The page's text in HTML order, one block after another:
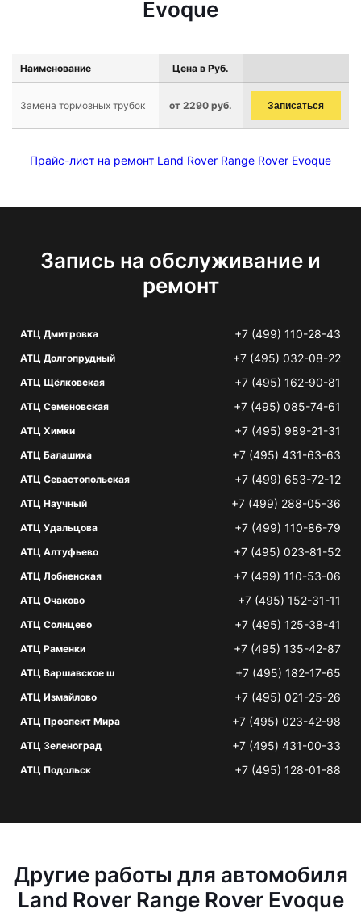
Evoque
Наименование Цена в Руб.
Замена тормозных трубок от 2290 руб. Записаться
Прайс-лист на ремонт Land Rover Range Rover Evoque
Запись на обслуживание и
ремонт
АТЦ Дмитровка +7 (499) 110-28-43
АТЦ Долгопрудный +7 (495) 032-08-22
АТЦ Щёлковская +7 (495) 162-90-81
АТЦ Семеновская +7 (495) 085-74-61
АТЦ Химки +7 (495) 989-21-31
АТЦ Балашиха +7 (495) 431-63-63
АТЦ Севастопольская +7 (499) 653-72-12
АТЦ Научный +7 (499) 288-05-36
АТЦ Удальцова +7 (499) 110-86-79
АТЦ Алтуфьево +7 (495) 023-81-52
АТЦ Лобненская +7 (499) 110-53-06
АТЦ Очаково +7 (495) 152-31-11
АТЦ Солнцево +7 (495) 125-38-41
АТЦ Раменки +7 (495) 135-42-87
АТЦ Варшавское ш +7 (495) 182-17-65
АТЦ Измайлово +7 (495) 021-25-26
АТЦ Проспект Мира +7 (495) 023-42-98
АТЦ Зеленоград +7 (495) 431-00-33
АТЦ Подольск +7 (495) 128-01-88
Другие работы для автомобиля
Land Rover Range Rover Evoque